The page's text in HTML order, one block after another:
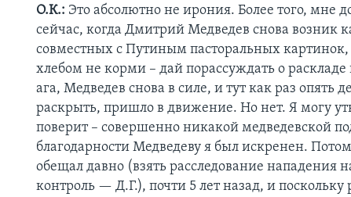
О.К.: Это абсолютно не ирония. Более того, мне
сейчас, когда Дмитрий Медведев снова возник
совместных с Путиным пасторальных
хлебом не корми – дай порассуждать о
ага, Медведев снова в силе, и тут как раз опять
раскрыть, пришло в движение. Но нет. Я могу
поверит – совершенно никакой медведевской
благодарности Медведеву я был искренен.
обещал давно (взять расследование нападения
контроль — Д.Г.), почти 5 лет назад, и